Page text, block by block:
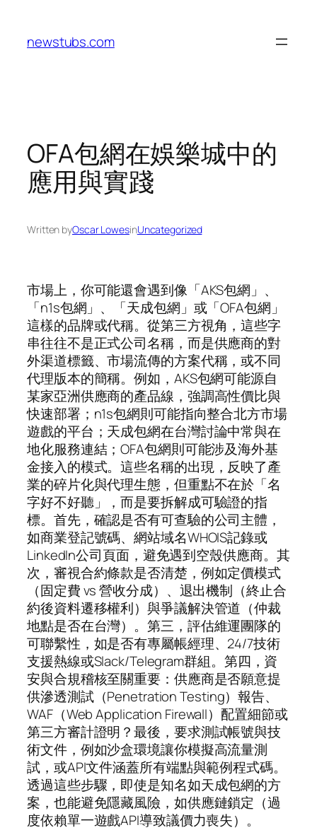
content
newstubs.com
OFA包網在娛樂城中的
應用與實踐
Written byOscar LowesinUncategorized
市場上，你可能還會遇到像「AKS包網」、
「n1s包網」、「天成包網」或「OFA包網」
這樣的品牌或代稱。從第三方視角，這些字
串往往不是正式公司名稱，而是供應商的對
外渠道標籤、市場流傳的方案代稱，或不同
代理版本的簡稱。例如，AKS包網可能源自
某家亞洲供應商的產品線，強調高性價比與
快速部署；n1s包網則可能指向整合北方市場
遊戲的平台；天成包網在台灣討論中常與在
地化服務連結；OFA包網則可能涉及海外基
金接入的模式。這些名稱的出現，反映了產
業的碎片化與代理生態，但重點不在於「名
字好不好聽」，而是要拆解成可驗證的指
標。首先，確認是否有可查驗的公司主體，
如商業登記號碼、網站域名WHOIS記錄或
LinkedIn公司頁面，避免遇到空殼供應商。其
次，審視合約條款是否清楚，例如定價模式
（固定費 vs 營收分成）、退出機制（終止合
約後資料遷移權利）與爭議解決管道（仲裁
地點是否在台灣）。第三，評估維運團隊的
可聯繫性，如是否有專屬帳經理、24/7技術
支援熱線或Slack/Telegram群組。第四，資
安與合規稽核至關重要：供應商是否願意提
供滲透測試（Penetration Testing）報告、
WAF（Web Application Firewall）配置細節或
第三方審計證明？最後，要求測試帳號與技
術文件，例如沙盒環境讓你模擬高流量測
試，或API文件涵蓋所有端點與範例程式碼。
透過這些步驟，即使是知名如天成包網的方
案，也能避免隱藏風險，如供應鏈鎖定（過
度依賴單一遊戲API導致議價力喪失）。